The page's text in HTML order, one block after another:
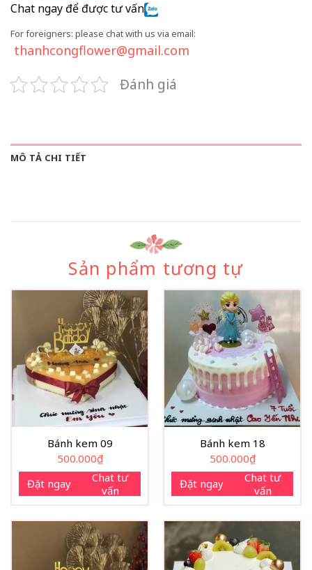
Chat ngay để được tư vấn
For foreigners: please chat with us via email:
thanhcongflower@gmail.com
Đánh giá
MÔ TẢ CHI TIẾT
Sản phẩm tương tự
Bánh kem 09
500.000₫
Đặt ngay
Chat tư
vấn
Bánh kem 18
500.000₫
Đặt ngay
Chat tư
vấn